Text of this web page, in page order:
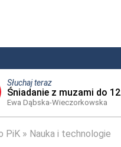
Słuchaj teraz
Śniadanie z muzami do
Ewa Dąbska-Wieczorkowska
PiK Nauka i technologie